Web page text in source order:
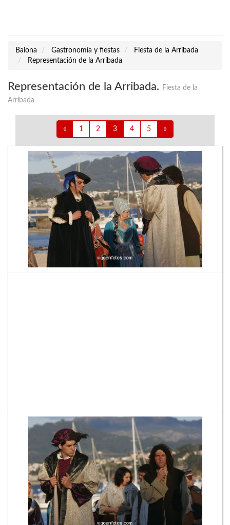
Baiona Gastronomía y fiestas
Fiesta de la Arribada
Representación de la Arribada
Representación de la Arribada. Fiesta de la
Arribada
« 1 2 3 4 5 »